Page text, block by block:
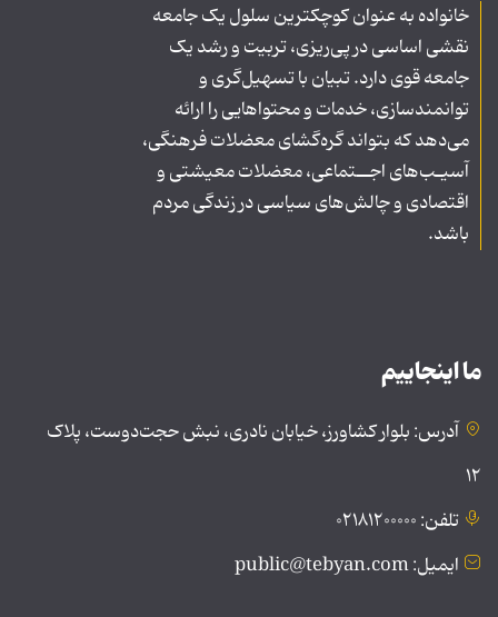
خانواده به عنوان کوچکترین سلول یک جامعه
نقشی اساسی در پی‌ریزی، تربیت و رشد یک
جامعه قوی دارد. تبیان با تسهیل‌گری و
توانمندسازی، خدمات و محتواهایی را ارائه
می‌دهد که بتواند گره‌گشای معضلات فرهنگی،
آسیـب‌های اجــتماعی، معضلات معیشتی و
اقتصادی و چالش‌های سیاسی در زندگی مردم
باشد.
ما اینجاییم
آدرس: بلوار کشاورز، خیابان نادری، نبش حجت‌دوست، پلاک
۱۲
تلفن: ۰۲۱۸۱۲۰۰۰۰۰
ایمیل: public@tebyan.com